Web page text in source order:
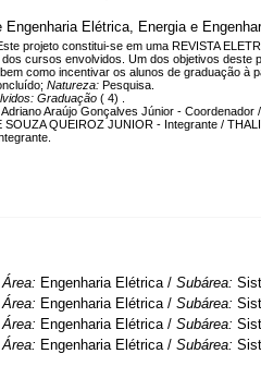
Engenharia Elétrica, Energia e
projeto constitui-se em uma REVISTA
cursos envolvidos. Um dos objetivos deste
como incentivar os alunos de graduação à
Natureza: Pesquisa.
Graduação ( 4) .
Adriano Araújo Gonçalves Júnior -
SOUZA QUEIROZ JUNIOR - Integrante /
Área: Engenharia Elétrica / Subárea:
Área: Engenharia Elétrica / Subárea:
Área: Engenharia Elétrica / Subárea:
Área: Engenharia Elétrica / Subárea: